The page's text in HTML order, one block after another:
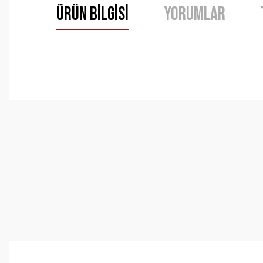
Ürün Bilgisi Yorumlar